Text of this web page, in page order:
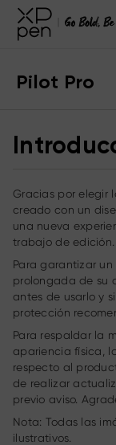
Pilot Pro
Gracias por elegir
creado con un
una nueva
trabajo de edición.
Para garantizar
prolongada de su
antes de usarlo y
protección
Para respaldar la
apariencia física,
respecto al
de realizar
previo aviso.
Nota: Todas las
ilustrativos.